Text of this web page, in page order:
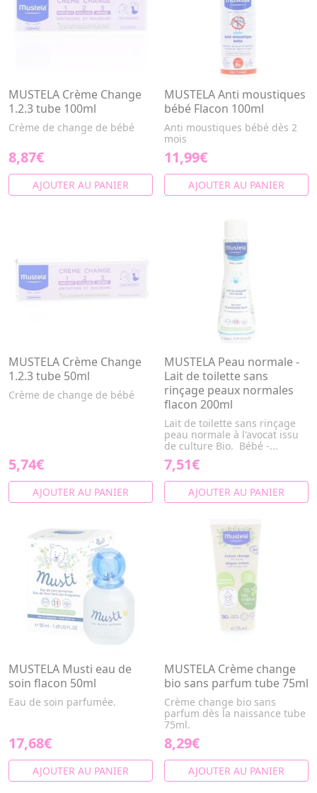
MUSTELA Crème Change
1.2.3 tube 100ml
Crème de change de bébé
8,87€
AJOUTER AU PANIER
MUSTELA Anti moustiques
bébé Flacon 100ml
Anti moustiques bébé dès 2
mois
11,99€
AJOUTER AU PANIER
MUSTELA Crème Change
1.2.3 tube 50ml
Crème de change de bébé
5,74€
AJOUTER AU PANIER
MUSTELA Peau normale -
Lait de toilette sans
rinçage peaux normales
flacon 200ml
Lait de toilette sans rinçage
peau normale à l'avocat issu
de culture Bio. Bébé -...
7,51€
AJOUTER AU PANIER
MUSTELA Musti eau de
soin flacon 50ml
Eau de soin parfumée.
17,68€
AJOUTER AU PANIER
MUSTELA Crème change
bio sans parfum tube 75ml
Crème change bio sans
parfum dès la naissance tube
75ml.
8,29€
AJOUTER AU PANIER